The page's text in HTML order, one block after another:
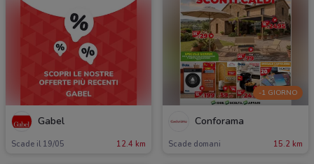
Gabel
Scade il 19/05 12.4 km
-1 GIORNO
Conforama
Scade domani 15.2 km